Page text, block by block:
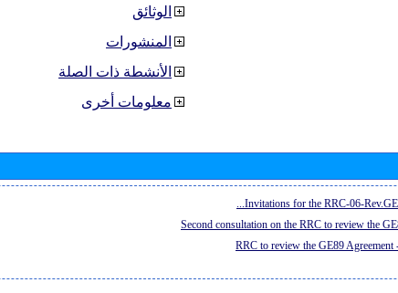
الوثائق
المنشورات
الأنشطة ذات الصلة
معلومات أخرى
Invitations for the RRC-06-
Second consultation on the RRC to review the
RRC to review the GE89 Agreement